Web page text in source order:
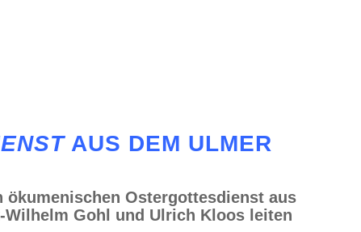
AUS DEM ULMER
ökumenischen Ostergottesdienst aus
Wilhelm Gohl und Ulrich Kloos leiten